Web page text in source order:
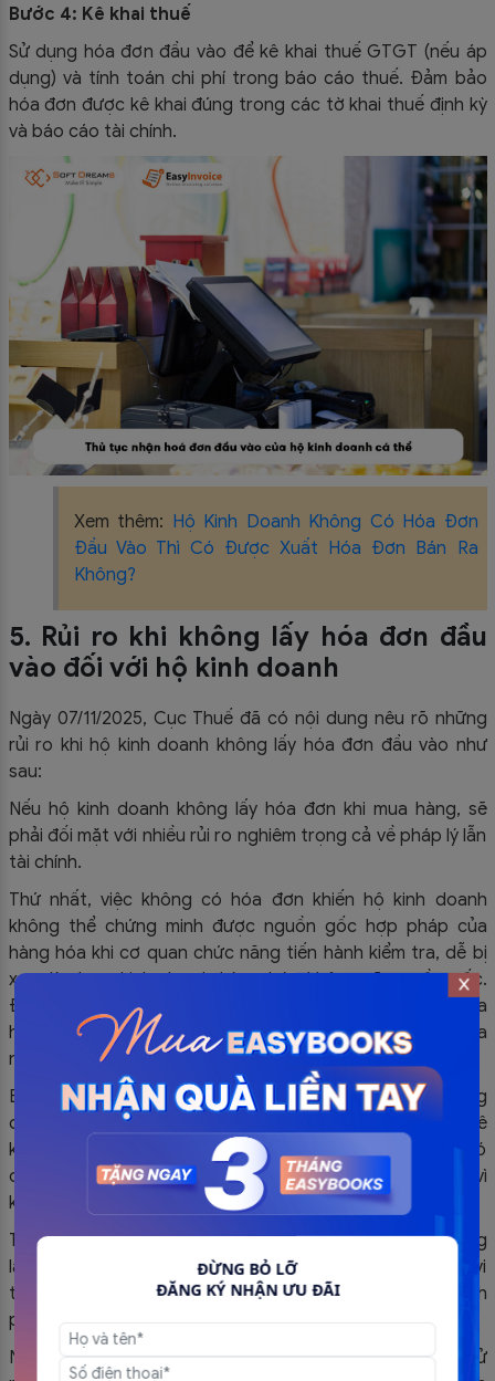
ĐỪNG BỎ LỠ
ĐĂNG KÝ NHẬN ƯU ĐÃI
Bước 4: Kê khai thuế
Sử dụng hóa đơn đầu vào để kê khai thuế GTGT (nếu áp
dụng) và tính toán chi phí trong báo cáo thuế. Đảm bảo
hóa đơn được kê khai đúng trong các tờ khai thuế định kỳ
và báo cáo tài chính.
Xem thêm: Hộ Kinh Doanh Không Có Hóa Đơn
Đầu Vào Thì Có Được Xuất Hóa Đơn Bán Ra
Không?
5. Rủi ro khi không lấy hóa đơn đầu
vào đối với hộ kinh doanh
Ngày 07/11/2025, Cục Thuế đã có nội dung nêu rõ những
rủi ro khi hộ kinh doanh không lấy hóa đơn đầu vào như
sau:
Nếu hộ kinh doanh không lấy hóa đơn khi mua hàng, sẽ
phải đối mặt với nhiều rủi ro nghiêm trọng cả về pháp lý lẫn
tài chính.
Thứ nhất, việc không có hóa đơn khiến hộ kinh doanh
không thể chứng minh được nguồn gốc hợp pháp của
hàng hóa khi cơ quan chức năng tiến hành kiểm tra, dễ bị
xem là đang kinh doanh hàng hóa không rõ nguồn gốc.
Điều này không chỉ ảnh hưởng đến uy tín và hình ảnh của
hộ kinh doanh mà còn tiềm ẩn nguy cơ bị tịch thu hàng hóa
nếu không xuất trình được chứng từ hợp lệ.
Bên cạnh đó, khi không có hóa đơn, hộ kinh doanh không
được ghi nhận chi phí hợp lệ, dẫn đến việc không thể kê
khai giảm trừ thuế hoặc tính đúng lợi nhuận thực tế, từ đó
có thể bị cơ quan thuế truy thu hoặc xử phạt hành chính vì
kê khai không đúng quy định.
Thứ hai, việc thường xuyên mua bán hàng hóa mà không
lấy hóa đơn còn có thể bị nghi ngờ liên quan đến hành vi
trốn thuế, gây ảnh hưởng nghiêm trọng đến uy tín và tính
pháp lý trong hoạt động kinh doanh.
Ngoài ra, theo quy định tại Nghị định 98/2020/NĐ-CP về xử